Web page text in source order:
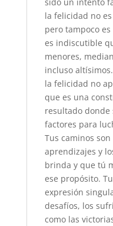
la felicidad no
pero tampoco
es indiscutible
menores,
incluso
la felicidad no
que es una
resultado
factores para
Tus caminos
aprendizajes y
brinda y que tú
ese propósito.
expresión
desafíos, los
como las